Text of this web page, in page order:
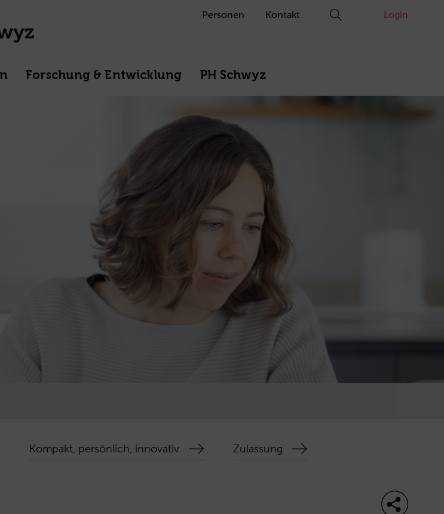
Personen Kontakt Login
Forschung & Entwicklung PH Schwyz
Kompakt, persönlich, innovativ Zulassung